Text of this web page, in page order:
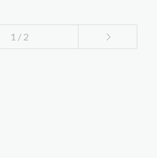
1 / 2